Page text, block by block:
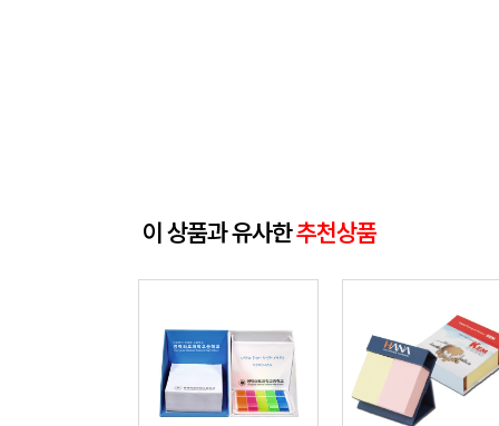
이 상품과 유사한추천상품